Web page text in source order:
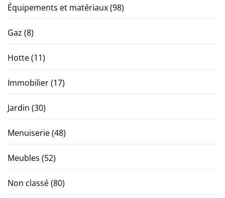
Équipements et matériaux(98)
Gaz (8)
Hotte(11)
Immobilier(17)
Jardin (30)
Menuiserie(48)
Meubles (52)
Non classé(80)